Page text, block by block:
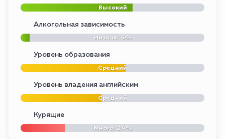
Высокий
Алкогольная зависимость
Низкая: 5%
Уровень образования
Средний
Уровень владения английским
Средний
Курящие
Много: 24%